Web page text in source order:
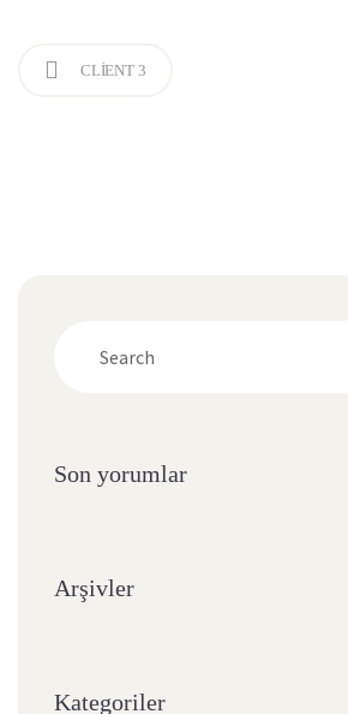
CLIENT 3
Son yorumlar
Arşivler
Kategoriler